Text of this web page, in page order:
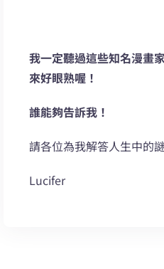
我一定聽過這些知名漫畫
來好眼熟喔！
誰能夠告訴我！
請各位為我解答人生中的
Lucifer